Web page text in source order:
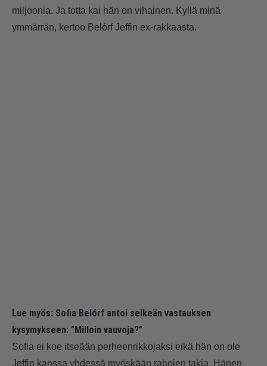
miljoonia. Ja totta kai hän on vihainen. Kyllä minä
ymmärrän, kertoo Belórf Jeffin ex-rakkaasta.
Lue myös: Sofia Belórf antoi selkeän vastauksen
kysymykseen: ”Milloin vauvoja?”
Sofia ei koe itseään perheenrikkojaksi eikä hän on ole
Jeffin kanssa yhdessä myöskään rahojen takia. Hänen